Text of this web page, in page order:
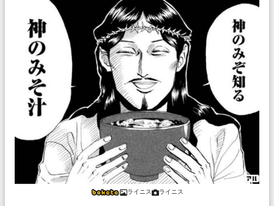
ライニス ライニス